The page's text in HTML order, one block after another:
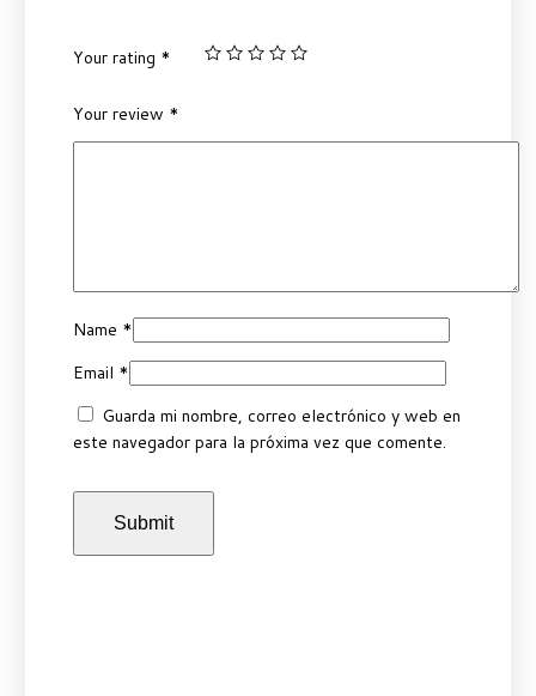
Your rating *
Your review *
Name *
Email *
Guarda mi nombre, correo electrónico y web en
este navegador para la próxima vez que comente.